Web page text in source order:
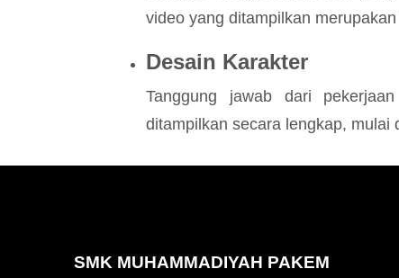
video yang ditampilkan
Desain Karakter
Tanggung jawab dari
ditampilkan secara lengkap, mulai
SMK MUHAMMADIYAH PAKEM